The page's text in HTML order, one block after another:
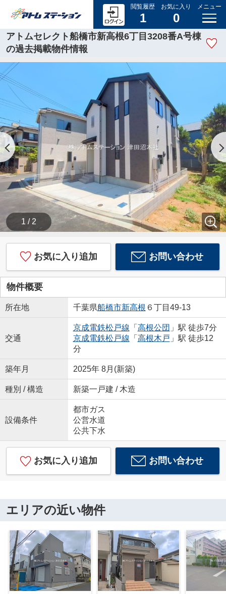
閲覧履歴
1
お気に入り
0
メニュー
アトムセレクト船橋市新高根6丁目3208番A号棟
の過去掲載物件情報
1 / 2
お気に入り追加 お問い合わせ
物件概要
所在地 千葉県船橋市新高根 ６丁目49-13
交通
京成電鉄松戸線 「 高根公団 」駅 徒歩7分
京成電鉄松戸線 「 高根木戸 」駅 徒歩12
分
築年月 2025年 8月(新築)
種別 / 構造 新築一戸建 / 木造
設備条件
都市ガス
公営水道
公共下水
お気に入り追加 お問い合わせ
エリアの近い物件